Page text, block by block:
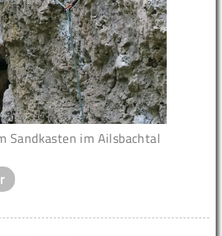
Sandkasten im Ailsbachtal